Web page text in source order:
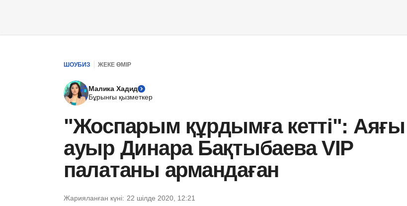
ШОУБИЗ ЖЕКЕ ӨМІР
Малика Хадид
Бұрынғы қызметкер
"Жоспарым құрдымға кетті": Аяғы
ауыр Динара Бақтыбаева VIP
палатаны армандаған
Жарияланған күні: 22 шілде 2020, 12:21